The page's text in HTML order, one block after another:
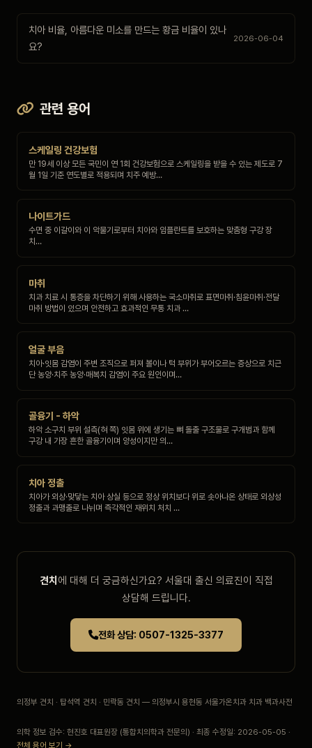
치아 비율, 아름다운 미소를 만드는 황금 비율이 있나
요?
2026-06-04
관련 용어
스케일링 건강보험
만 19세 이상 모든 국민이 연 1회 건강보험으로 스케일링을 받을 수 있는 제도로 7
월 1일 기준 연도별로 적용되며 치주 예방…
나이트가드
수면 중 이갈이와 이 악물기로부터 치아와 임플란트를 보호하는 맞춤형 구강 장
치…
마취
치과 치료 시 통증을 차단하기 위해 사용하는 국소마취로 표면마취·침윤마취·전달
마취 방법이 있으며 안전하고 효과적인 무통 치과 …
얼굴 부음
치아·잇몸 감염이 주변 조직으로 퍼져 볼이나 턱 부위가 부어오르는 증상으로 치근
단 농양·치주 농양·매복치 감염이 주요 원인이며…
골융기 - 하악
하악 소구치 부위 설측(혀 쪽) 잇몸 위에 생기는 뼈 돌출 구조물로 구개범과 함께
구강 내 가장 흔한 골융기이며 양성이지만 의…
치아 정출
치아가 외상·맞닿는 치아 상실 등으로 정상 위치보다 위로 솟아나온 상태로 외상성
정출과 과맹출로 나뉘며 즉각적인 재위치 처치 …
견치 에 대해 더 궁금하신가요? 서울대 출신 의료진이 직접
상담해 드립니다.
전화 상담: 0507-1325-3377
의정부 견치 · 탑석역 견치 · 민락동 견치 — 의정부시 용현동 서울가온치과 치과 백과사전
의학 정보 검수: 현진호 대표원장 (통합치의학과 전문의) · 최종 수정일: 2026-05-05 ·
전체 용어 보기 →